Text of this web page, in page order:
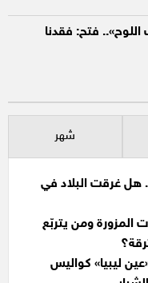
فتح: فقدنا
شهر
هل غرقت البلاد في
المزورة ومن يتربّع
ليبيا» كواليس